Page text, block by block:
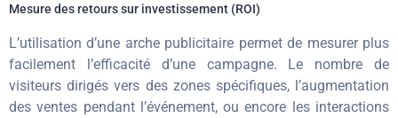
Mesure des retours sur investissement (ROI)
L’utilisation d’une arche publicitaire permet de mesurer plus
facilement l’efficacité d’une campagne. Le nombre de
visiteurs dirigés vers des zones spécifiques, l’augmentation
des ventes pendant l’événement, ou encore les interactions